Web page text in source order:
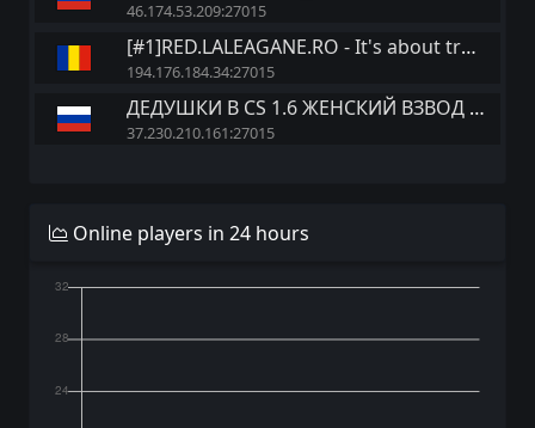
46.174.53.209:27015
[#1]RED.LALEAGANE.RO - It's about tradition [PREMIUM UPDATE]
194.176.184.34:27015
ДЕДУШКИ В CS 1.6 ЖЕНСКИЙ ВЗВОД [18+]
37.230.210.161:27015
Online players in 24 hours